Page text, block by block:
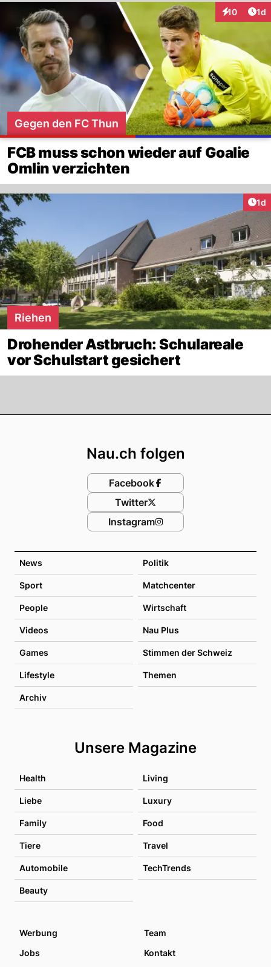
10 1d
Gegen den FC Thun
FCB muss schon wieder auf Goalie
Omlin verzichten
1d
Riehen
Drohender Astbruch: Schulareale
vor Schulstart gesichert
News Politik
Sport Matchcenter
People Wirtschaft
Videos Nau Plus
Games Stimmen der Schweiz
Lifestyle Themen
Archiv
Unsere Magazine
Health Living
Liebe Luxury
Family Food
Tiere Travel
Automobile TechTrends
Beauty
Nau.ch folgen
Facebook
Twitter
Instagram
Werbung
Team
Jobs
Kontakt